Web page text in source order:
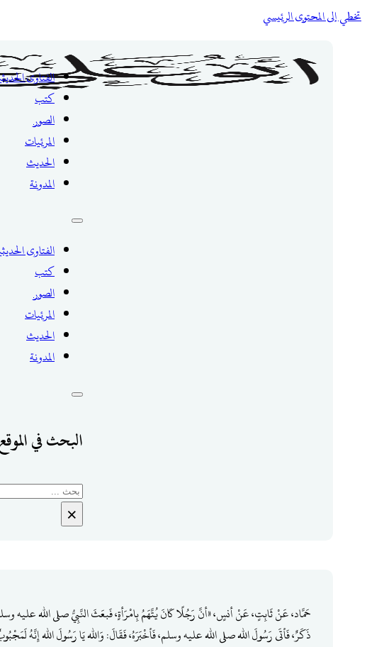
تخطي إلى المحتوى الرئيسي
الفتاوى
كتب
الصور
المرئيات
الحديث
المدونة
الفتاوى
كتب
الصور
المرئيات
الحديث
المدونة
البحث في
بحث
×
حَمَّاد، عَنْ ثَابِتٍ، عَنْ أنسٍ، «أنَّ رَجُلًا كَانَ يُتَّهَمُ بِامْرَأةٍ، فَبعَثَ النَّبِيُّ صلى الله عليه
ذَكَرٌ، فَأتَى رَسُولَ الله صلى الله عليه وسلم، فَأخْبَرَهُ، فَقَالَ: وَالله يَا رَسُولَ الله إِنَّهُ